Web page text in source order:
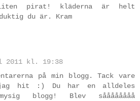
pirat! kläderna är helt
du är. Kram
2011 kl. 19:38
på min blogg. Tack vare
jag hit :) Du har en alldeles
blogg! Blev såååååååå